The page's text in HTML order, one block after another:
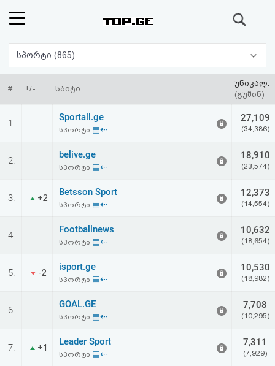
რეიტინგი
(მთავარი)
ფოსტა
ავტორიზაცია
რეგისტრაცია
პაროლის
აღდგენა
სპორტი (865)
# +/- საიტი
უნიკალ.
(გუშინ)
1.
Sportall.ge
სპორტი ▤⇠
27,109
(34,386)
2.
belive.ge
სპორტი ▤⇠
18,910
(23,574)
3. +2
Betsson Sport
სპორტი ▤⇠
12,373
(14,554)
4.
Footballnews
სპორტი ▤⇠
10,632
(18,654)
5. -2
isport.ge
სპორტი ▤⇠
10,530
(18,982)
6.
GOAL.GE
სპორტი ▤⇠
7,708
(10,295)
7. +1
Leader Sport
სპორტი ▤⇠
7,311
(7,929)